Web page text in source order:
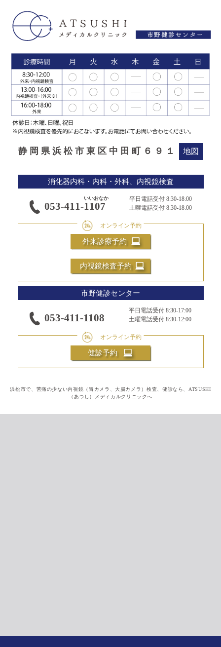
静岡県浜松市東区中田町６９１ 地図
消化器内科・内科・外科、内視鏡検査
053-411-1107
平日電話受付 8:30-18:00
土曜電話受付 8:30-18:00
外来診療予約
内視鏡検査予約
市野健診センター
053-411-1108
平日電話受付 8:30-17:00
土曜電話受付 8:30-12:00
健診予約
浜松市で、苦痛の少ない内視鏡（胃カメラ、大腸カメラ）検査、健診なら、ATSUSHI
（あつし）メディカルクリニックへ